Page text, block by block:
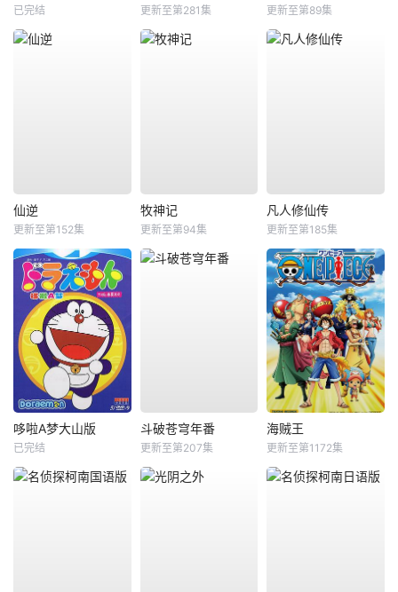
已完结 更新至第281集 更新至第89集
仙逆
更新至第152集
牧神记
更新至第94集
凡人修仙传
更新至第185集
哆啦A梦大山版
已完结
斗破苍穹年番
更新至第207集
海贼王
更新至第1172集